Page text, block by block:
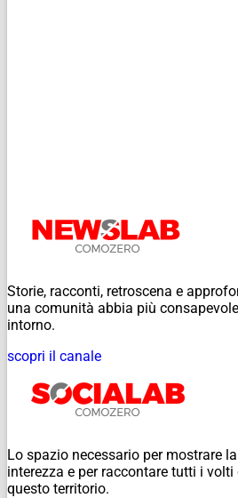
Storie, racconti, retroscena e
una comunità abbia più
intorno.
scopri il canale
Lo spazio necessario per mostrare
interezza e per raccontare tutti i
questo territorio.